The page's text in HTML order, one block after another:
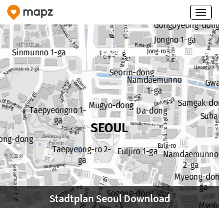
Stadtplan Seoul Download